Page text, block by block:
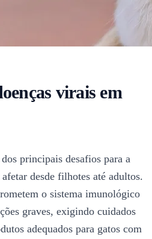
virais em
principais desafios para a
desde filhotes até adultos.
o sistema imunológico
graves, exigindo cuidados
adequados para gatos com